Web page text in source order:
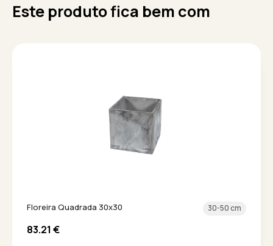
Este produto fica bem com
Floreira Quadrada 30x30 30-50 cm
83.21 €